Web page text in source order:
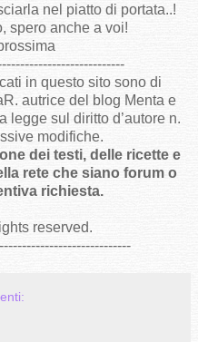
nel piatto di portata..!
spero anche a voi!
in questo sito sono di
autrice del blog Menta e
legge sul diritto d’autore n.
modifiche.
dei testi, delle ricette e
rete che siano forum o
richiesta.
reserved.